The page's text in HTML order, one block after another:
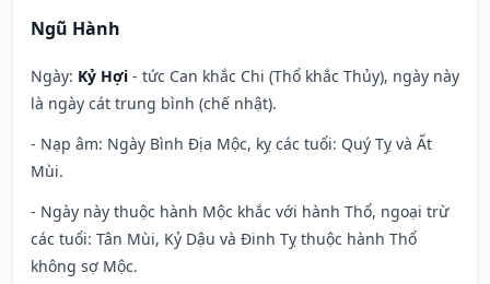
Ngũ Hành
Ngày: Kỷ Hợi - tức Can khắc Chi (Thổ khắc Thủy), ngày này
là ngày cát trung bình (chế nhật).
- Nạp âm: Ngày Bình Địa Mộc, kỵ các tuổi: Quý Tỵ và Ất
Mùi.
- Ngày này thuộc hành Mộc khắc với hành Thổ, ngoại trừ
các tuổi: Tân Mùi, Kỷ Dậu và Đinh Tỵ thuộc hành Thổ
không sợ Mộc.